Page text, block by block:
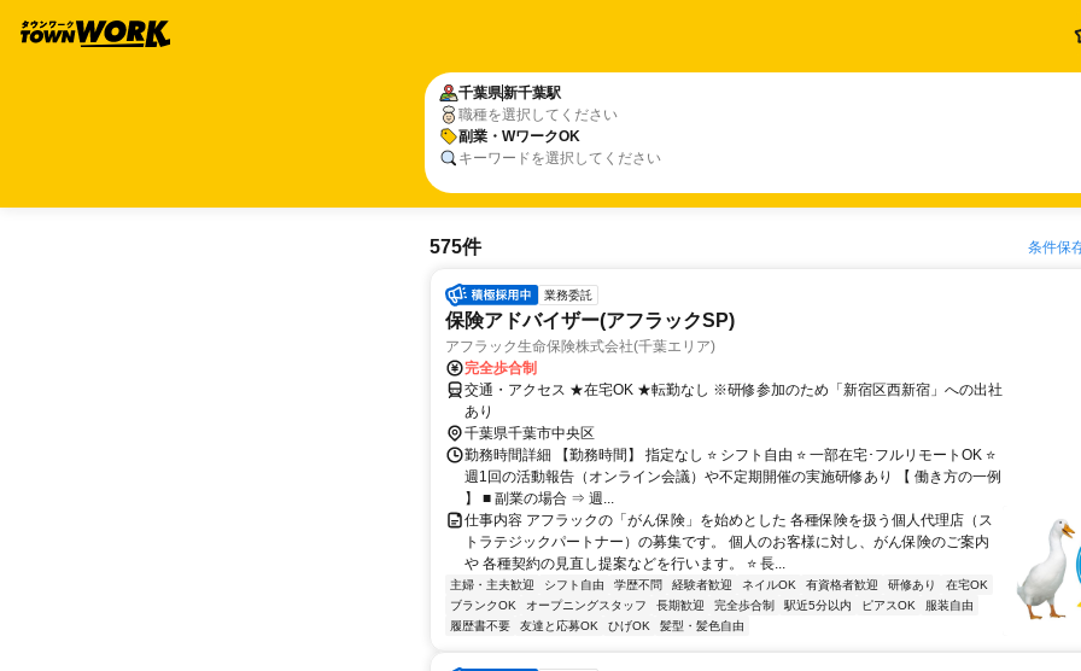
千葉県新千葉駅
職種を選択してください
副業・WワークOK
キーワードを選択してください
575件 条件保
業務委託
保険アドバイザー(アフラックSP)
アフラック生命保険株式会社(千葉エリア)
完全歩合制
交通・アクセス ★在宅OK ★転勤なし ※研修参加のため「新宿区西新宿」への出社
あり
千葉県千葉市中央区
勤務時間詳細 【勤務時間】 指定なし ⭐ シフト自由 ⭐ 一部在宅･フルリモートOK ⭐
週1回の活動報告（オンライン会議）や不定期開催の実施研修あり 【 働き方の一例
】 ■ 副業の場合 ⇒ 週...
仕事内容 アフラックの「がん保険」を始めとした 各種保険を扱う個人代理店（ス
トラテジックパートナー）の募集です。 個人のお客様に対し、がん保険のご案内
や 各種契約の見直し提案などを行います。 ⭐ 長...
主婦・主夫歓迎 シフト自由 学歴不問 経験者歓迎 ネイルOK 有資格者歓迎 研修あり
在宅OK
ブランクOK
オープニングスタッフ 長期歓迎 完全歩合制 駅近5分以内 ピアスOK
服装自由
履歴書不要
友達と応募OK ひげOK 髪型・髪色自由